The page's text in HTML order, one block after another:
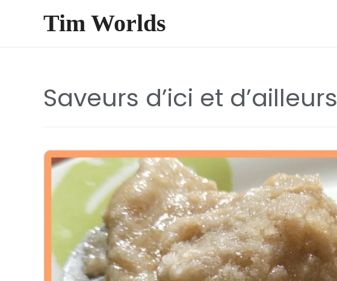
Tim Worlds
Saveurs d’ici et d’ailleurs